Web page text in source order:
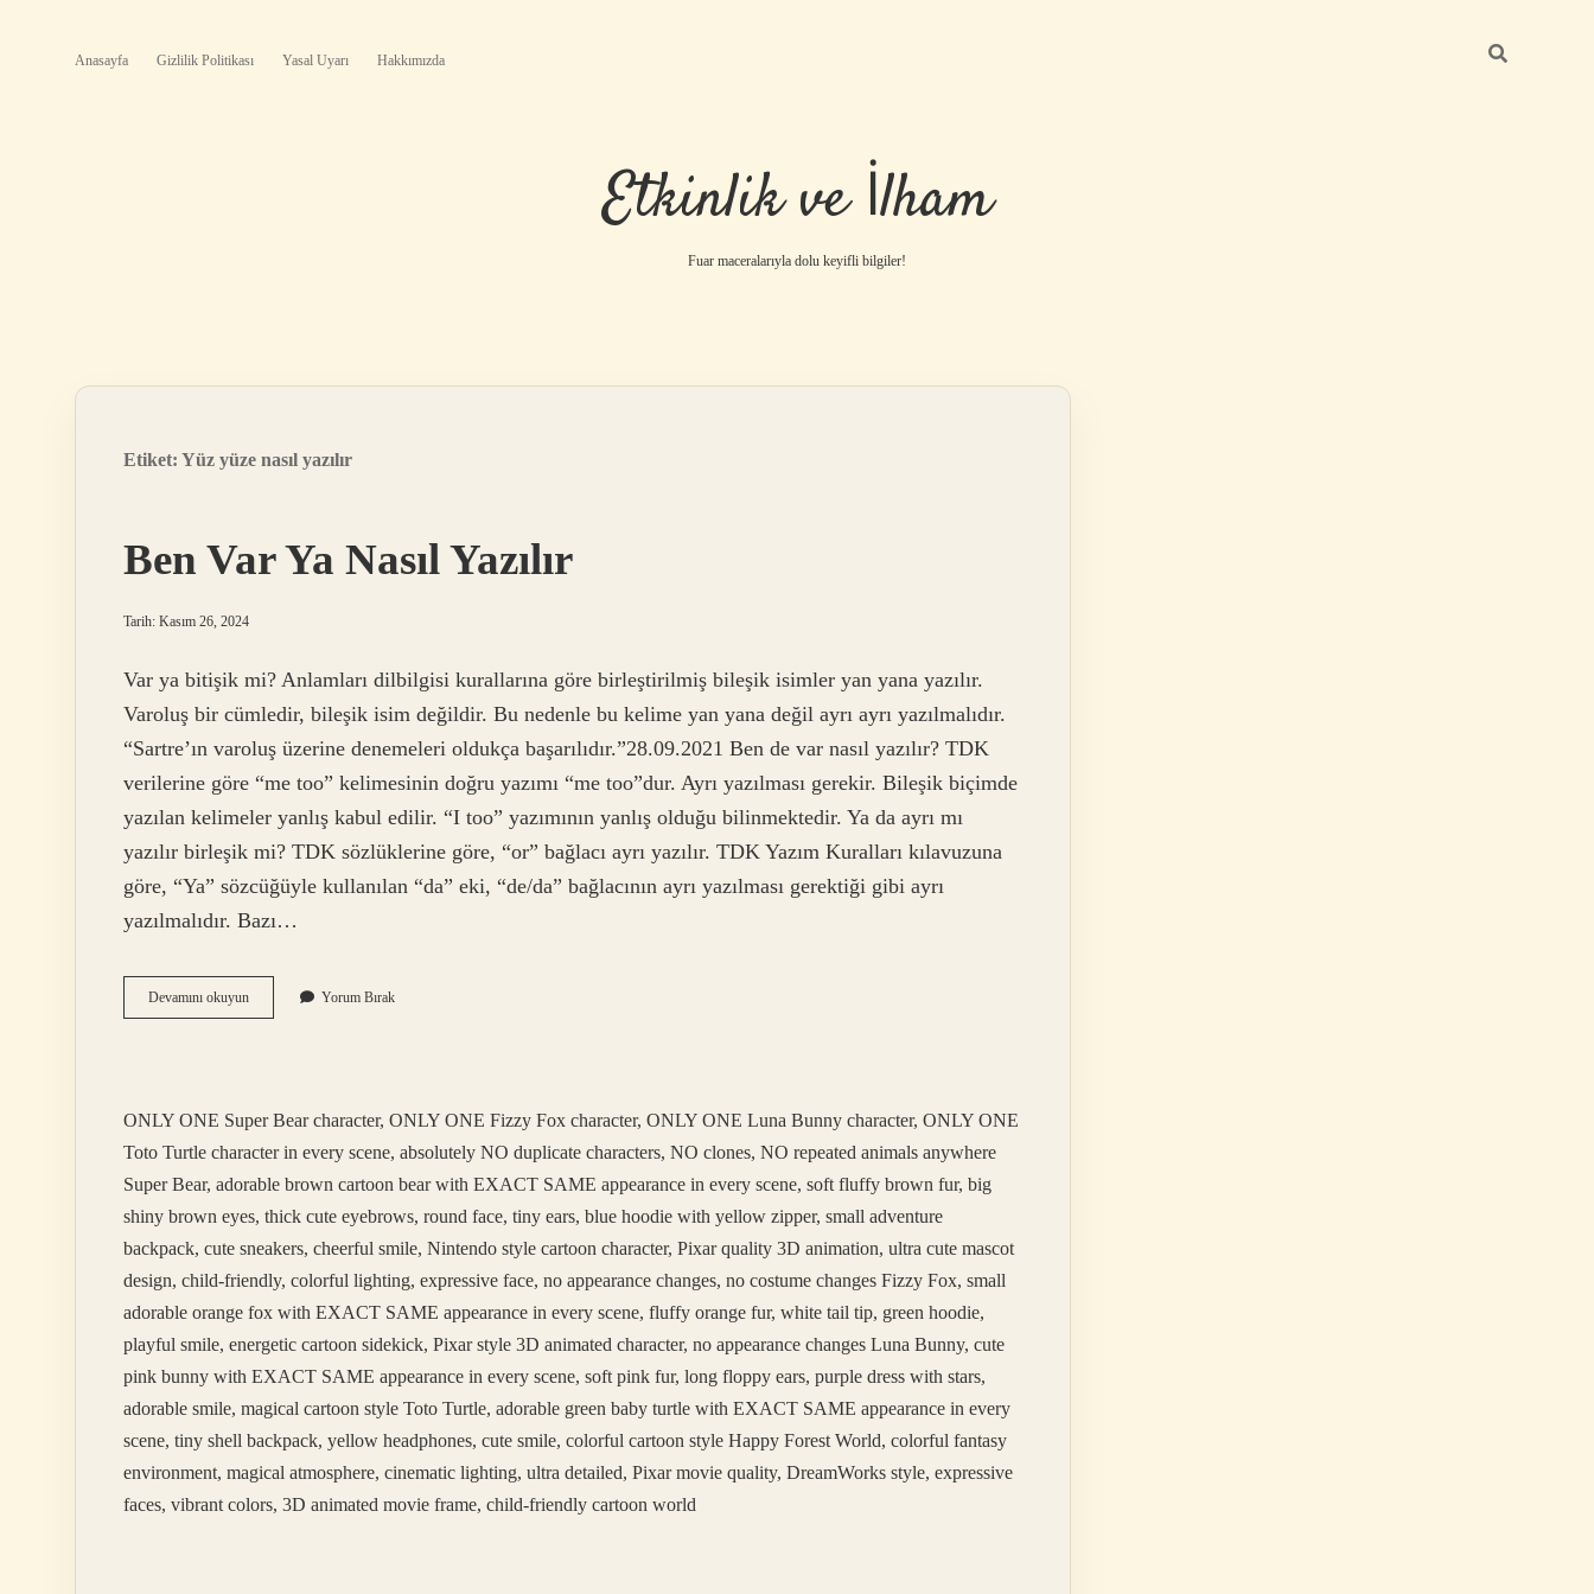
Anasayfa Gizlilik Politikası Yasal Uyarı Hakkımızda
Etkinlik ve İlham
Fuar maceralarıyla dolu keyifli bilgiler!
Etiket: Yüz yüze nasıl yazılır
Ben Var Ya Nasıl Yazılır
Tarih: Kasım 26, 2024
Var ya bitişik mi? Anlamları dilbilgisi kurallarına göre birleştirilmiş bileşik isimler yan yana yazılır.
Varoluş bir cümledir, bileşik isim değildir. Bu nedenle bu kelime yan yana değil ayrı ayrı yazılmalıdır.
“Sartre’ın varoluş üzerine denemeleri oldukça başarılıdır.”28.09.2021 Ben de var nasıl yazılır? TDK
verilerine göre “me too” kelimesinin doğru yazımı “me too”dur. Ayrı yazılması gerekir. Bileşik biçimde
yazılan kelimeler yanlış kabul edilir. “I too” yazımının yanlış olduğu bilinmektedir. Ya da ayrı mı
yazılır birleşik mi? TDK sözlüklerine göre, “or” bağlacı ayrı yazılır. TDK Yazım Kuralları kılavuzuna
göre, “Ya” sözcüğüyle kullanılan “da” eki, “de/da” bağlacının ayrı yazılması gerektiği gibi ayrı
yazılmalıdır. Bazı…
Devamını okuyunBen
Var
Yorum Bırak
ONLY ONE Super Bear character, ONLY ONE Fizzy Fox character, ONLY ONE Luna Bunny character, ONLY ONE
Toto Turtle character in every scene, absolutely NO duplicate characters, NO clones, NO repeated animals anywhere
Super Bear, adorable brown cartoon bear with EXACT SAME appearance in every scene, soft fluffy brown fur, big
shiny brown eyes, thick cute eyebrows, round face, tiny ears, blue hoodie with yellow zipper, small adventure
backpack, cute sneakers, cheerful smile, Nintendo style cartoon character, Pixar quality 3D animation, ultra cute mascot
design, child-friendly, colorful lighting, expressive face, no appearance changes, no costume changes Fizzy Fox, small
adorable orange fox with EXACT SAME appearance in every scene, fluffy orange fur, white tail tip, green hoodie,
playful smile, energetic cartoon sidekick, Pixar style 3D animated character, no appearance changes Luna Bunny, cute
pink bunny with EXACT SAME appearance in every scene, soft pink fur, long floppy ears, purple dress with stars,
adorable smile, magical cartoon style Toto Turtle, adorable green baby turtle with EXACT SAME appearance in every
scene, tiny shell backpack, yellow headphones, cute smile, colorful cartoon style Happy Forest World, colorful fantasy
environment, magical atmosphere, cinematic lighting, ultra detailed, Pixar movie quality, DreamWorks style, expressive
faces, vibrant colors, 3D animated movie frame, child-friendly cartoon world